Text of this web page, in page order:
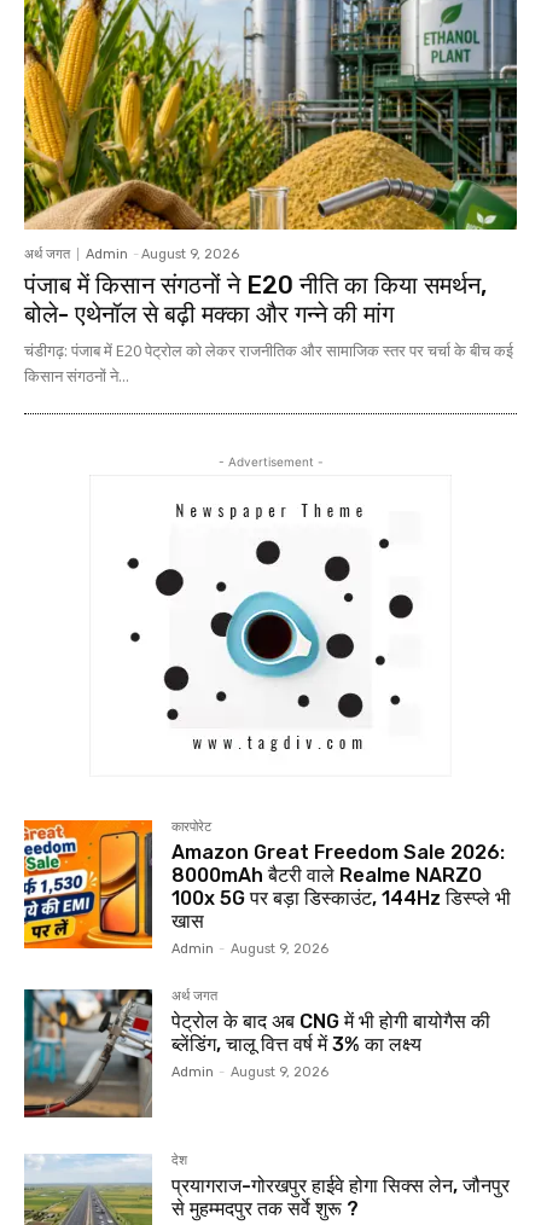
अर्थ जगत Admin - August 9, 2026
पंजाब में किसान संगठनों ने E20 नीति का किया समर्थन,
बोले- एथेनॉल से बढ़ी मक्का और गन्ने की मांग
चंडीगढ़: पंजाब में E20 पेट्रोल को लेकर राजनीतिक और सामाजिक स्तर पर चर्चा के बीच कई
किसान संगठनों ने...
- Advertisement -
कारपोरेट
Amazon Great Freedom Sale 2026:
8000mAh बैटरी वाले Realme NARZO
100x 5G पर बड़ा डिस्काउंट, 144Hz डिस्प्ले भी
खास
Admin - August 9, 2026
अर्थ जगत
पेट्रोल के बाद अब CNG में भी होगी बायोगैस की
ब्लेंडिंग, चालू वित्त वर्ष में 3% का लक्ष्य
Admin - August 9, 2026
देश
प्रयागराज-गोरखपुर हाईवे होगा सिक्स लेन, जौनपुर
से मुहम्मदपुर तक सर्वे शुरू ?